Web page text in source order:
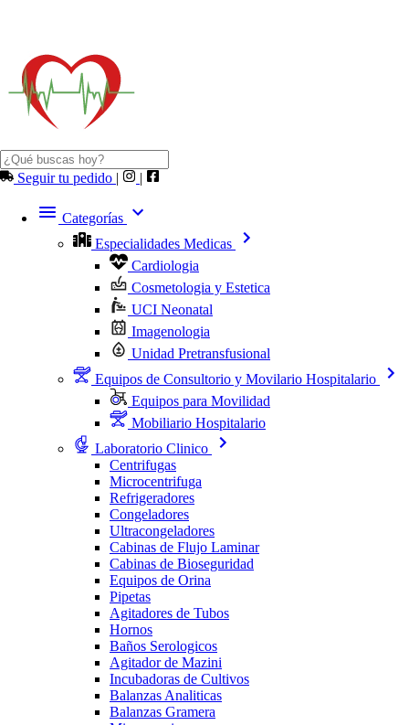
Seguir tu pedido | |
Categorías
Especialidades Medicas
Cardiologia
Cosmetologia y Estetica
UCI Neonatal
Imagenologia
Unidad Pretransfusional
Equipos de Consultorio y Movilario Hospitalario
Equipos para Movilidad
Mobiliario Hospitalario
Laboratorio Clinico
Centrifugas
Microcentrifuga
Refrigeradores
Congeladores
Ultracongeladores
Cabinas de Flujo Laminar
Cabinas de Bioseguridad
Equipos de Orina
Pipetas
Agitadores de Tubos
Hornos
Baños Serologicos
Agitador de Mazini
Incubadoras de Cultivos
Balanzas Analiticas
Balanzas Gramera